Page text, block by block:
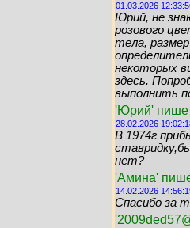
01.03.2026
Юрий, не
розового
тела,
некоторых
здесь.
выполнить
'Юрий'
28.02.2026
В 1974г
нет?
'Амина'
14.02.2026
Спасибо за